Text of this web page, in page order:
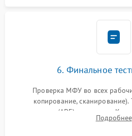
6. Финальное
Проверка МФУ во всех
копирование, сканирование).
документов (ADF) и дуплекса.
на отсутствие серого фона, полос
Подробнее